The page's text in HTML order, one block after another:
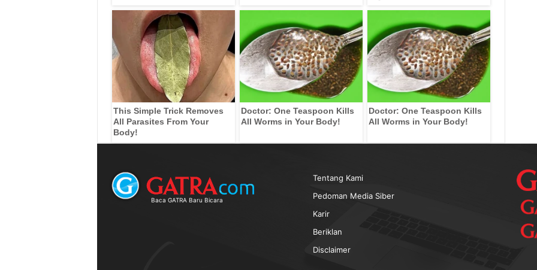
This Simple Trick Removes
All Parasites From Your
Body!
Doctor: One Teaspoon Kills
All Worms in Your Body!
Doctor: One Teaspoon Kills
All Worms in Your Body!
Baca GATRA Baru Bicara
Tentang Kami
Pedoman Media Siber
Karir
Beriklan
Disclaimer